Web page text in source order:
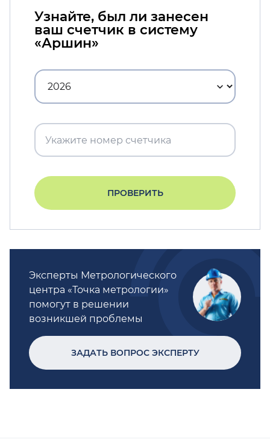
Узнайте, был ли занесен
ваш счетчик в систему
«Аршин»
ПРОВЕРИТЬ
Эксперты Метрологического
центра «Точка метрологии»
помогут в решении
возникшей проблемы
ЗАДАТЬ ВОПРОС ЭКСПЕРТУ